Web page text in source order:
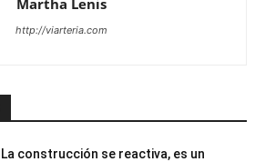
http://viarteria.com
La construcción se reactiva, es un